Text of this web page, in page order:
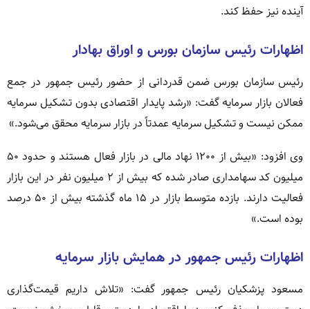
آینده نیز حفظ کند.
اظهارات رئیس سازمان بورس و اوراق بهادار
رئیس سازمان بورس ضمن قدردانی از حضور رئیس جمهور در جمع
فعالان بازار سرمایه گفت: «رشد پایدار اقتصادی بدون تشکیل سرمایه
ممکن نیست و تشکیل سرمایه عمدتاً در بازار سرمایه محقق می‌شود.»
وی افزود: «بیش از ۱۲۰۰ نهاد مالی در بازار فعال هستند و حدود ۵۰
میلیون کد سهامداری صادر شده که بیش از ۲ میلیون نفر در این بازار
فعالیت دارند. بازده متوسط بازار در ۱۵ ماه گذشته بیش از ۵۰ درصد
بوده است.»
اظهارات رئیس جمهور در همایش بازار سرمایه
مسعود پزشکیان رئیس جمهور گفت: «تلاش داریم قیمت‌گذاری